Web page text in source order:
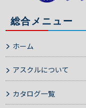
総合メニュー
ホーム
アスクルについて
カタログ一覧